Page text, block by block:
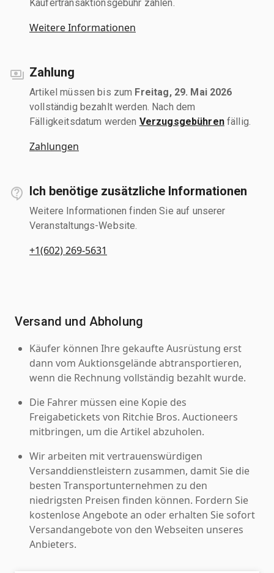
Käufertransaktionsgebühr zahlen.
Weitere Informationen
Zahlung
Artikel müssen bis zum Freitag, 29. Mai 2026
vollständig bezahlt werden. Nach dem
Fälligkeitsdatum werden Verzugsgebührenfällig.
Zahlungen
Ich benötige zusätzliche Informationen
Weitere Informationen finden Sie auf unserer
Veranstaltungs-Website.
+1(602) 269-5631
Versand und Abholung
Käufer können Ihre gekaufte Ausrüstung erst
dann vom Auktionsgelände abtransportieren,
wenn die Rechnung vollständig bezahlt wurde.
Die Fahrer müssen eine Kopie des
Freigabetickets von Ritchie Bros. Auctioneers
mitbringen, um die Artikel abzuholen.
Wir arbeiten mit vertrauenswürdigen
Versanddienstleistern zusammen, damit Sie die
besten Transportunternehmen zu den
niedrigsten Preisen finden können. Fordern Sie
kostenlose Angebote an oder erhalten Sie sofort
Versandangebote von den Webseiten unseres
Anbieters.